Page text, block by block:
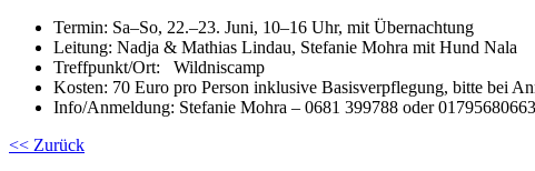
Termin: Sa–So, 22.–23. Juni, 10–16 Uhr, mit Übernachtung
Leitung: Nadja & Mathias Lindau, Stefanie Mohra mit Hund Nala
Treffpunkt/Ort: Wildniscamp
Kosten: 70 Euro pro Person inklusive Basisverpflegung, bitte bei
Info/Anmeldung: Stefanie Mohra – 0681 399788 oder
<< Zurück